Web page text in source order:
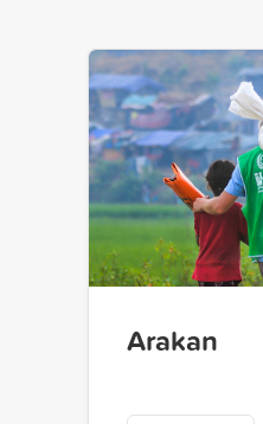
Arakan